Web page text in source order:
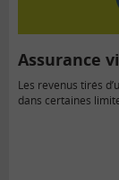
Assurance
Les revenus tirés
dans certaines